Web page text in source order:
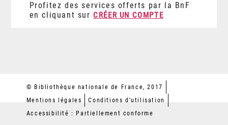
Profitez des services offerts par la BnF
en cliquant sur CRÉER UN COMPTE
© Bibliothèque nationale de France, 2017
Mentions légales
Conditions d'utilisation
Accessibilité : Partiellement conforme